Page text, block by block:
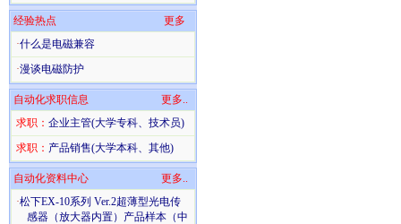
经验热点
更多
·什么是电磁兼容
·漫谈电磁防护
自动化求职信息
更多..
求职： 企业主管(大学专科、技术员)
求职： 产品销售(大学本科、其他)
自动化资料中心
更多..
·松下EX-10系列 Ver.2超薄型光电传
感器（放大器内置）产品样本（中